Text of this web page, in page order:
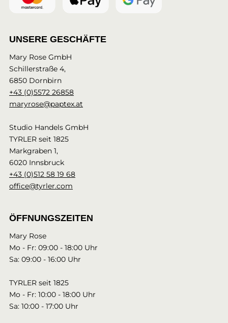
UNSERE GESCHÄFTE
Mary Rose GmbH
Schillerstraße 4,
6850 Dornbirn
+43 (0)5572 26858
maryrose@paptex.at
Studio Handels GmbH
TYRLER seit 1825
Markgraben 1,
6020 Innsbruck
+43 (0)512 58 19 68
office@tyrler.com
ÖFFNUNGSZEITEN
Mary Rose
Mo - Fr: 09:00 - 18:00 Uhr
Sa: 09:00 - 16:00 Uhr
TYRLER seit 1825
Mo - Fr: 10:00 - 18:00 Uhr
Sa: 10:00 - 17:00 Uhr